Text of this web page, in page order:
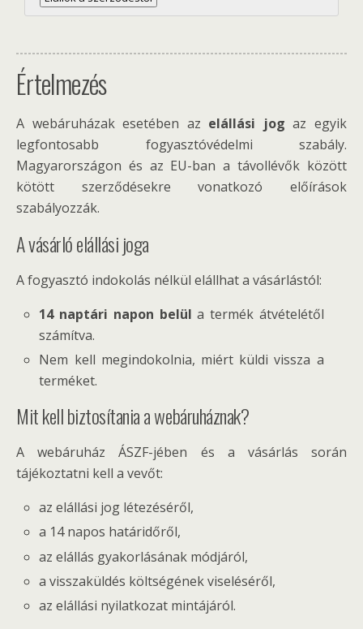
Értelmezés
A webáruházak esetében az elállási jog az egyik
legfontosabb fogyasztóvédelmi szabály.
Magyarországon és az EU-ban a távollévők között
kötött szerződésekre vonatkozó előírások
szabályozzák.
A vásárló elállási joga
A fogyasztó indokolás nélkül elállhat a vásárlástól:
14 naptári napon belül a termék átvételétől
számítva.
Nem kell megindokolnia, miért küldi vissza a
terméket.
Mit kell biztosítania a webáruháznak?
A webáruház ÁSZF-jében és a vásárlás során
tájékoztatni kell a vevőt:
az elállási jog létezéséről,
a 14 napos határidőről,
az elállás gyakorlásának módjáról,
a visszaküldés költségének viseléséről,
az elállási nyilatkozat mintájáról.